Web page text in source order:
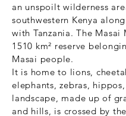
an unspoilt wilderness
southwestern Kenya
with Tanzania. The Masai
1510 km² reserve
Masai people.
It is home to lions,
elephants, zebras,
landscape, made up of
and hills, is crossed by